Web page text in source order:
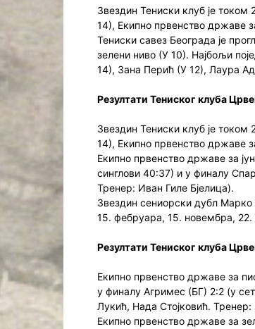
Звездин Тениски клуб је
14), Екипно првенство државе
Тениски савез Београда је
зелени ниво (У 10). Најбољи
14), Зана Перић (У 12), Лаура
Резултати Тениског клуба
Звездин Тениски клуб је
14), Екипно првенство државе
Екипно првенство државе за
синглови 40:37) и у финалу
Тренер: Иван Гиле Бјелица).
Звездин сениорски дубл
15. фебруара, 15. новембра,
Резултати Тениског клуба
Екипно првенство државе за
у финалу Агримес (БГ) 2:2 (у
Лукић, Нада Стојковић.
Екипно првенство државе за